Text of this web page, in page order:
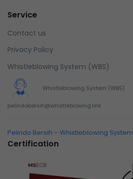
Service
Contact us
Privacy Policy
Whistleblowing System (WBS)
Whistleblowing System (WBS)
pelindobersih@whistleblowing.link
Pelindo Bersih – Whistleblowing System
Certification